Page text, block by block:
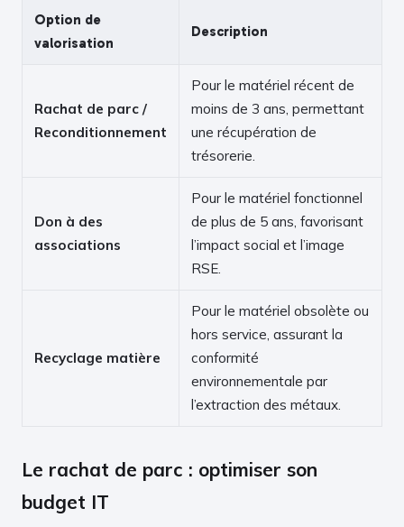
Option de
valorisation
Description
Rachat de parc /
Reconditionnement
Pour le matériel récent de
moins de 3 ans, permettant
une récupération de
trésorerie.
Don à des
associations
Pour le matériel fonctionnel
de plus de 5 ans, favorisant
l’impact social et l’image
RSE.
Recyclage matière
Pour le matériel obsolète ou
hors service, assurant la
conformité
environnementale par
l’extraction des métaux.
Le rachat de parc : optimiser son
budget IT